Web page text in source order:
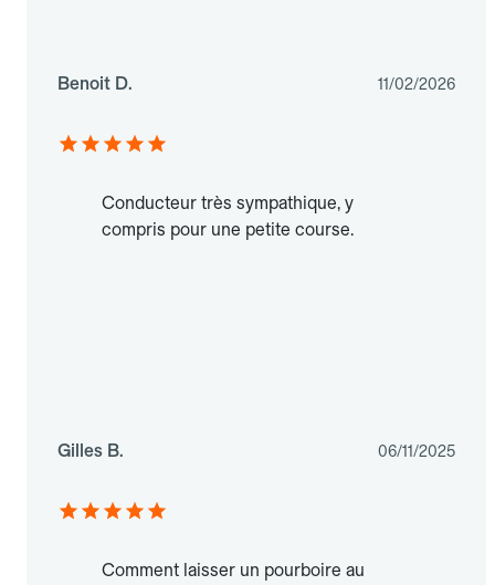
Benoit D. 11/02/2026
Conducteur très sympathique, y
compris pour une petite course.
Gilles B. 06/11/2025
Comment laisser un pourboire au